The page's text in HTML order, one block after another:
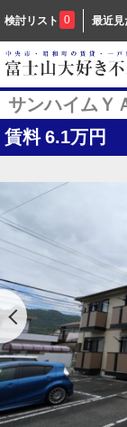
検討リスト 0 最近見
サンハイムＹ
賃料 6.1万円